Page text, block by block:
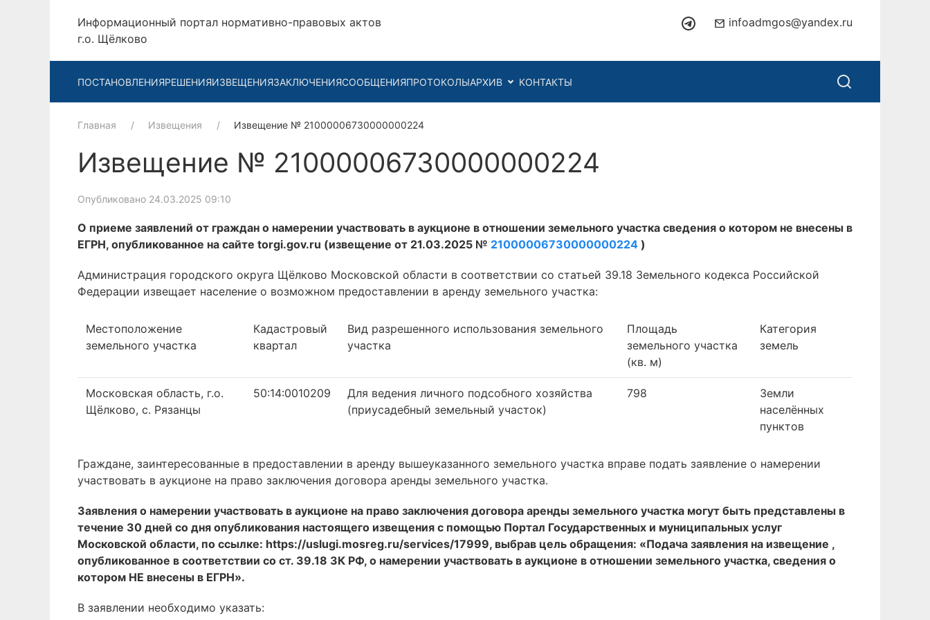
Информационный портал нормативно-правовых актов
г.о. Щёлково
infoadmgos@yandex.ru
ПОСТАНОВЛЕНИЯРЕШЕНИЯИЗВЕЩЕНИЯЗАКЛЮЧЕНИЯСООБЩЕНИЯПРОТОКОЛЫАРХИВ КОНТАКТЫ
Главная Извещения Извещение № 21000006730000000224
Извещение № 21000006730000000224
Опубликовано 24.03.2025 09:10
О приеме заявлений от граждан о намерении участвовать в аукционе в отношении земельного участка сведения о котором не внесены в
ЕГРН, опубликованное на сайте torgi.gov.ru (извещение от 21.03.2025 № 21000006730000000224 )
Администрация городского округа Щёлково Московской области в соответствии со статьей 39.18 Земельного кодекса Российской
Федерации извещает население о возможном предоставлении в аренду земельного участка:
Местоположение
земельного участка
Кадастровый
квартал
Вид разрешенного использования земельного
участка
Площадь
земельного участка
(кв. м)
Категория
земель
Московская область, г.о.
Щёлково, с. Рязанцы
50:14:0010209
Для ведения личного подсобного хозяйства
(приусадебный земельный участок)
798
Земли
населённых
пунктов
Граждане, заинтересованные в предоставлении в аренду вышеуказанного земельного участка вправе подать заявление о намерении
участвовать в аукционе на право заключения договора аренды земельного участка.
Заявления о намерении участвовать в аукционе на право заключения договора аренды земельного участка могут быть представлены в
течение 30 дней со дня опубликования настоящего извещения с помощью Портал Государственных и муниципальных услуг
Московской области, по ссылке: https://uslugi.mosreg.ru/services/17999, выбрав цель обращения: «Подача заявления на извещение ,
опубликованное в соответствии со ст. 39.18 ЗК РФ, о намерении участвовать в аукционе в отношении земельного участка, сведения о
котором НЕ внесены в ЕГРН».
В заявлении необходимо указать: